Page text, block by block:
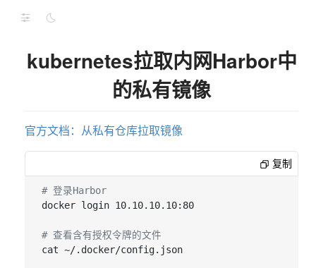
kubernetes拉取内网Harbor中
的私有镜像
官方文档：从私有仓库拉取镜像
复制
# 登录Harbor
docker login 10.10.10.10:80
# 查看含有授权令牌的文件
cat ~/.docker/config.json